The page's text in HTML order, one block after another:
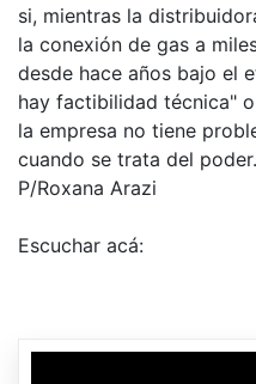
si, mientras la
la conexión de gas a
desde hace años bajo el
hay factibilidad técnica"
la empresa no tiene
cuando se trata del poder.
P/Roxana Arazi
Escuchar acá: